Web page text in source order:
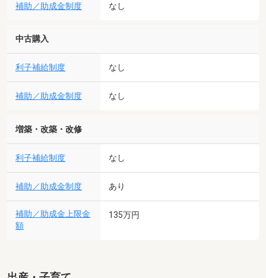
補助／助成金制度 なし
中古購入
利子補給制度 なし
補助／助成金制度 なし
増築・改築・改修
利子補給制度 なし
補助／助成金制度 あり
補助／助成金上限金
額
135万円